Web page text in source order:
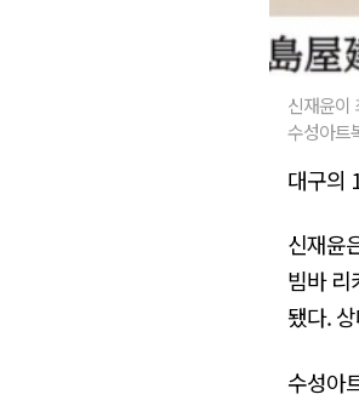
신재윤이
수성아트
대구의
신재윤
빔바 리
됐다.
수성아